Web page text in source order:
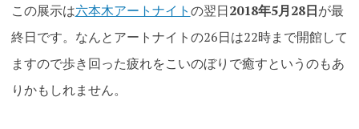
この展示は六本木アートナイトの翌日2018年5月28日が最
終日です。なんとアートナイトの26日は22時まで開館して
ますので歩き回った疲れをこいのぼりで癒すというのもあ
りかもしれません。